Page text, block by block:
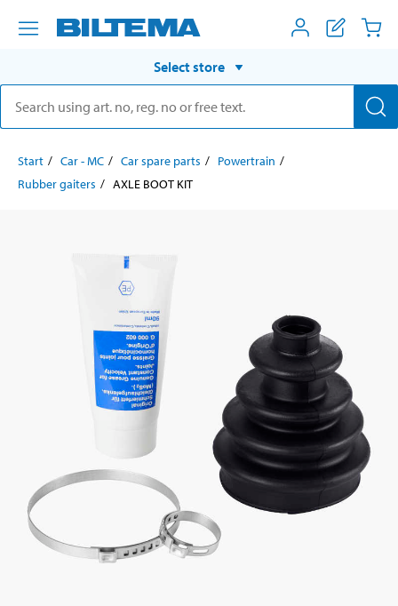
Select store
Start Car - MC Car spare parts
Powertrain
Rubber gaiters
AXLE BOOT KIT